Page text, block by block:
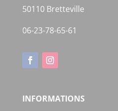
50110 Bretteville
06-23-78-65-61
INFORMATIONS